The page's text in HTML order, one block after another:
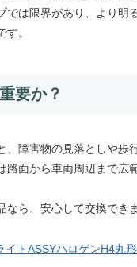
では限界があり、より明
す。
要か？
、障害物の見落としや歩
路面から車両周辺まで
なら、安心して交換できま
イトASSYハロゲンH4丸